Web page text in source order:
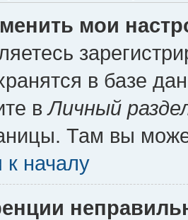
мои
в базе
вЛичный
Там вы
к началу